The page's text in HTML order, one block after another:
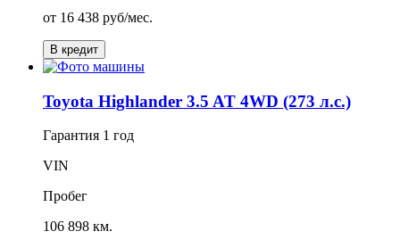
от 16 438 руб/мес.
В кредит
Toyota Highlander 3.5 AT 4WD (273 л.с.)
Гарантия 1 год
VIN
Пробег
106 898 км.